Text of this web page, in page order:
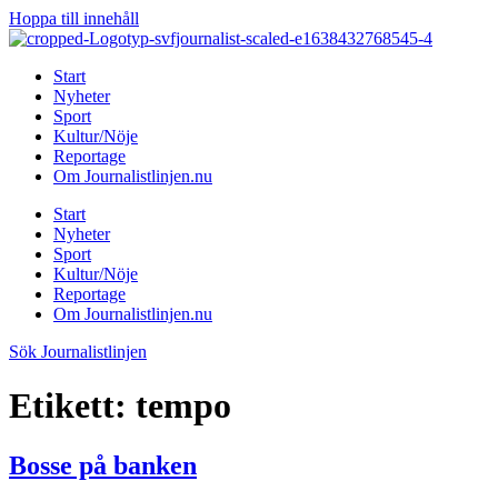
Hoppa till innehåll
Start
Nyheter
Sport
Kultur/Nöje
Reportage
Om Journalistlinjen.nu
Start
Nyheter
Sport
Kultur/Nöje
Reportage
Om Journalistlinjen.nu
Sök Journalistlinjen
Etikett: tempo
Bosse på banken